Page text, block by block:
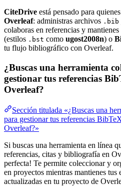
CiteDrive está pensado para
Overleaf: administras archivos .bib
colaboras en referencias y
(estilos .bst como ugost2008n) o
tu flujo bibliográfico con Overleaf.
¿Buscas una herramienta
gestionar tus referencias
Overleaf?
Sección titulada «¿Buscas una
para gestionar tus referencias
Overleaf?»
Si buscas una herramienta en línea
referencias, citas y bibliografía en
perfecta! Te permite coleccionar y
en proyectos mientras mantienes tus
actualizadas en tu proyecto de